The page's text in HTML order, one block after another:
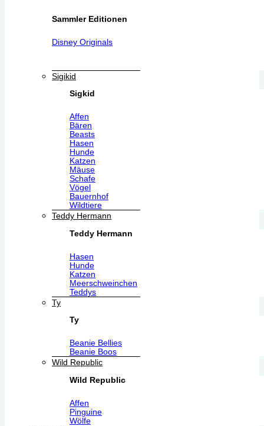
Sammler Editionen
Disney Originals
Sigikid
Sigkid
Affen
Bären
Beasts
Hasen
Hunde
Katzen
Mäuse
Schafe
Vögel
Bauernhof
Wildtiere
Teddy Hermann
Teddy Hermann
Hasen
Hunde
Katzen
Meerschweinchen
Teddys
Ty
Ty
Beanie Bellies
Beanie Boos
Wild Republic
Wild Republic
Affen
Pinguine
Wölfe